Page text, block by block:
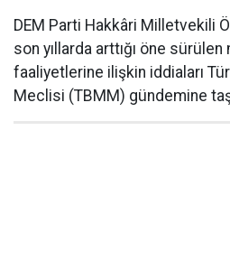
DEM Parti Hakkâri Milletvekili
son yıllarda arttığı öne
faaliyetlerine ilişkin iddiaları
Meclisi (TBMM) gündemine